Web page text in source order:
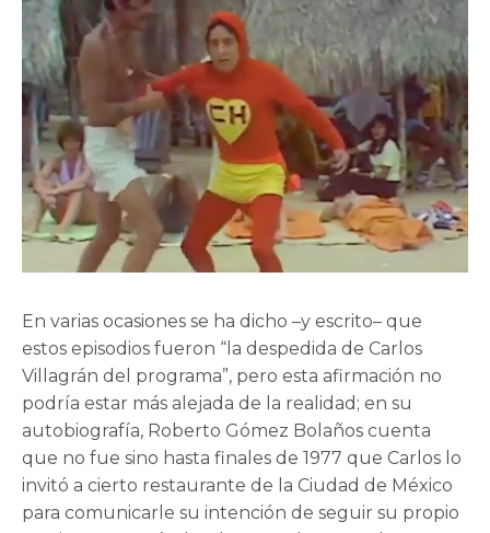
En varias ocasiones se ha dicho –y escrito– que
estos episodios fueron “la despedida de Carlos
Villagrán del programa”, pero esta afirmación no
podría estar más alejada de la realidad; en su
autobiografía, Roberto Gómez Bolaños cuenta
que no fue sino hasta finales de 1977 que Carlos lo
invitó a cierto restaurante de la Ciudad de México
para comunicarle su intención de seguir su propio